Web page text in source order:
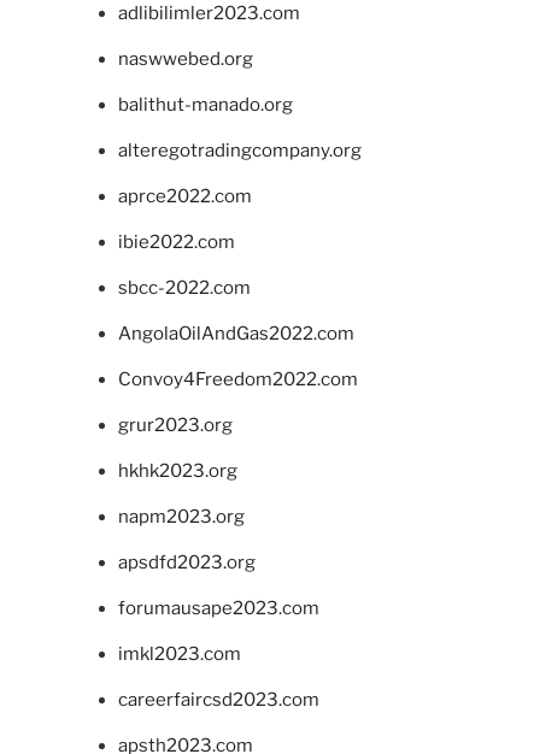
adlibilimler2023.com
naswwebed.org
balithut-manado.org
alteregotradingcompany.org
aprce2022.com
ibie2022.com
sbcc-2022.com
AngolaOilAndGas2022.com
Convoy4Freedom2022.com
grur2023.org
hkhk2023.org
napm2023.org
apsdfd2023.org
forumausape2023.com
imkl2023.com
careerfaircsd2023.com
apsth2023.com